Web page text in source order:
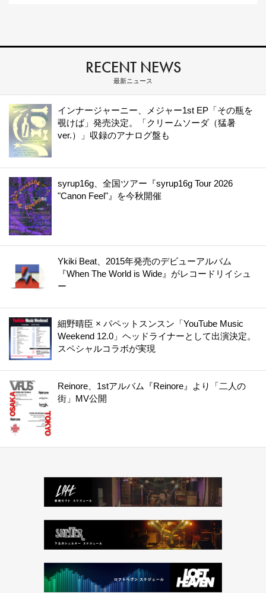
RECENT NEWS
最新ニュース
インナージャーニー、メジャー1st EP「その瓶を
覗けば」発売決定。「クリームソーダ（猛暑
ver.）」収録のアナログ盤も
syrup16g、全国ツアー『syrup16g Tour 2026
"Canon Feel"』を今秋開催
Ykiki Beat、2015年発売のデビューアルバム
『When The World is Wide』がレコードリイシュ
ー
細野晴臣 × パペットスンスン「YouTube Music
Weekend 12.0」ヘッドライナーとして出演決定。
スペシャルコラボが実現
Reinore、1stアルバム『Reinore』より「二人の
街」MV公開